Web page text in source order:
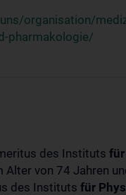
organisation/
pharmakologie/
des Instituts für
von 74 Jahren
des Instituts für